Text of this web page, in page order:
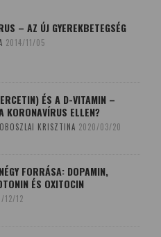
– AZ ÚJ GYEREKBETEGSÉG
2014/11/05
ÉS A D-VITAMIN –
KORONAVÍRUS ELLEN?
KRISZTINA 2020/03/20
FORRÁSA: DOPAMIN,
ÉS OXITOCIN
12/12